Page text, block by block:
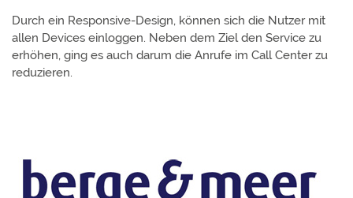
Durch ein Respon­sive-Design, können sich die Nutzer mit
allen Devices ein­loggen. Neben dem Ziel den Service zu
erhöhen, ging es auch darum die Anrufe im Call Center zu
reduzieren.